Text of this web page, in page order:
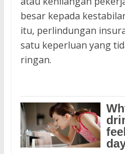
besar kepada
itu, perlindungan
satu keperluan yang
ringan.